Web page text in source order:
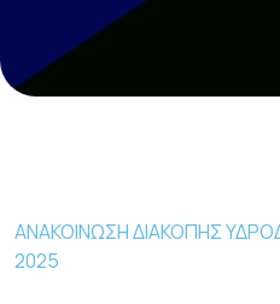
ΑΝΑΚΟΙΝΩΣΗ ΔΙΑΚΟΠΗΣ
2025